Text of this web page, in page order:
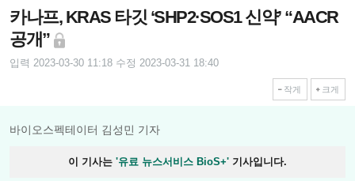
카나프, KRAS 타깃 ‘SHP2·SOS1 신약’ “AACR
공개”
입력 2023-03-30 11:18 수정 2023-03-31 18:40
작게 크게
바이오스펙테이터 김성민 기자
이 기사는 '유료 뉴스서비스 BioS+' 기사입니다.